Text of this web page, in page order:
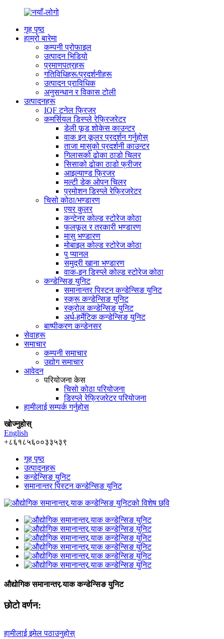
गृह पृष्ठ
हाम्रो बारेमा
कम्पनी प्रोफाइल
उत्पादन भिडियो
प्रमाणपत्रहरू
गतिविधिहरू/प्रदर्शनीहरू
उत्पादन प्राविधिक
अनुसन्धान र विकास टोली
उत्पादनहरू
IQF टनेल फ्रिजर
कमर्सियल डिस्प्ले रेफ्रिजरेटर
डेली फूड शोकेस काउन्टर
वाक इन कूलर प्रदर्शन गर्नुहोस्
ताजा मासुको प्रदर्शनी काउन्टर
गिलासको ढोका ठाडो चिलर
सिसाको ढोका ठाडो फ्रीजर
आइल्याण्ड फ्रिजर
मल्टी डेक ओपन चिलर
प्रमोशन डिस्प्ले रेफ्रिजरेटर
चिसो कोठा/भण्डारण
एयर कुलर
कन्टेनर कोल्ड स्टोरेज कोठा
फलफूल र तरकारी भण्डारण
मासु भण्डारण
मोबाइल कोल्ड स्टोरेज कोठा
पु प्यानल
समुद्री खाना भण्डारण
वाक-इन डिस्प्ले कोल्ड स्टोरेज कोठा
कन्डेन्सिङ युनिट
समानान्तर पिस्टन कन्डेन्सिङ युनिट
स्क्रू कन्डेन्सिङ युनिट
स्क्रोल कन्डेन्सिङ युनिट
अर्ध-हर्मेटिक कन्डेन्सिङ युनिट
बाष्पीकरण कन्डेनसर
सेवाहरू
समाचार
कम्पनी समाचार
उद्योग समाचार
आवेदन
परियोजना केस
चिसो कोठा परियोजना
डिस्प्ले रेफ्रिजरेटर परियोजना
हामीलाई सम्पर्क गर्नुहोस
खोज्नुहोस्
English
+८६१८५६००३३५३९
गृह पृष्ठ
उत्पादनहरू
कन्डेन्सिङ युनिट
समानान्तर पिस्टन कन्डेन्सिङ युनिट
औद्योगिक समानान्तर र्‍याक कन्डेन्सिङ युनिट
छोटो वर्णन:
हामीलाई इमेल पठाउनुहोस्